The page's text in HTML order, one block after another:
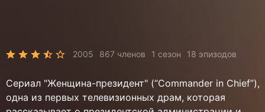
2005 867 членов 1 сезон 18 эпизодов
Сериал "Женщина-президент" (“Commander in Chief”),
одна из первых телевизионных драм, которая